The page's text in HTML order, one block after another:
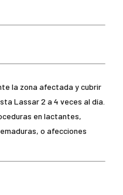
la zona afectada y cubrir
Lassar 2 a 4 veces al día.
en lactantes,
o afecciones